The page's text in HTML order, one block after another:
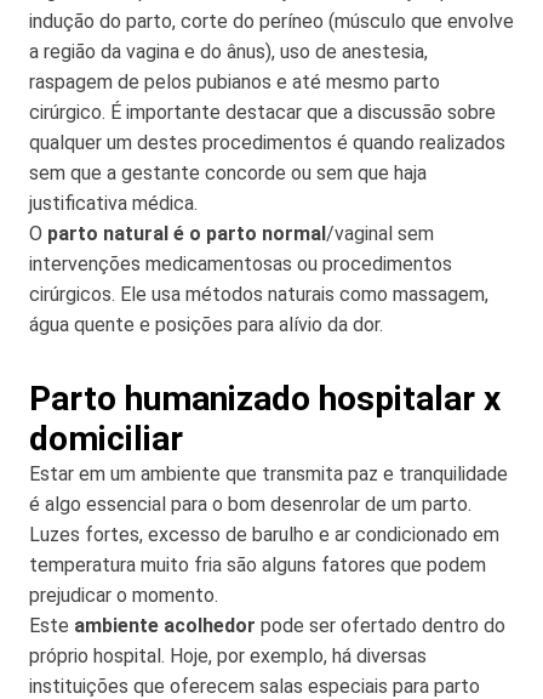
indução do parto, corte do períneo (músculo que envolve
a região da vagina e do ânus), uso de anestesia,
raspagem de pelos pubianos e até mesmo parto
cirúrgico. É importante destacar que a discussão sobre
qualquer um destes procedimentos é quando realizados
sem que a gestante concorde ou sem que haja
justificativa médica.
O parto natural é o parto normal/vaginal sem
intervenções medicamentosas ou procedimentos
cirúrgicos. Ele usa métodos naturais como massagem,
água quente e posições para alívio da dor.
Parto humanizado hospitalar x
domiciliar
Estar em um ambiente que transmita paz e tranquilidade
é algo essencial para o bom desenrolar de um parto.
Luzes fortes, excesso de barulho e ar condicionado em
temperatura muito fria são alguns fatores que podem
prejudicar o momento.
Este ambiente acolhedor pode ser ofertado dentro do
próprio hospital. Hoje, por exemplo, há diversas
instituições que oferecem salas especiais para parto